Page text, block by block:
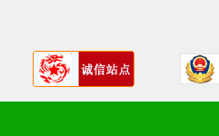
5、返利奖励
6、售后服务